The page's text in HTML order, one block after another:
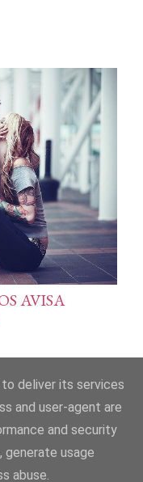
AVISA
deliver its services
and user-agent are
and security
usage
abuse.